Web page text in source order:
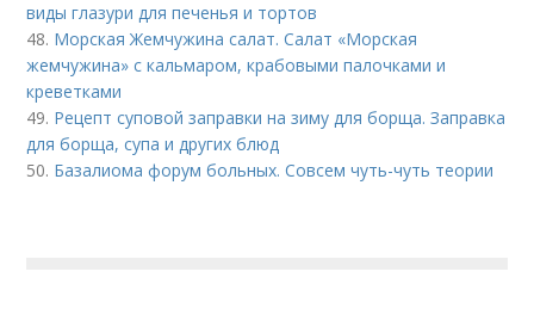
виды глазури для печенья и тортов
48. Морская Жемчужина салат. Салат «Морская
жемчужина» с кальмаром, крабовыми палочками и
креветками
49. Рецепт суповой заправки на зиму для борща. Заправка
для борща, супа и других блюд
50. Базалиома форум больных. Совсем чуть-чуть теории